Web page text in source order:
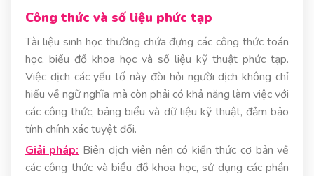
Công thức và số liệu phức tạp
Tài liệu sinh học thường chứa đựng các công thức toán
học, biểu đồ khoa học và số liệu kỹ thuật phức tạp.
Việc dịch các yếu tố này đòi hỏi người dịch không chỉ
hiểu về ngữ nghĩa mà còn phải có khả năng làm việc với
các công thức, bảng biểu và dữ liệu kỹ thuật, đảm bảo
tính chính xác tuyệt đối.
Giải pháp: Biên dịch viên nên có kiến thức cơ bản về
các công thức và biểu đồ khoa học, sử dụng các phần